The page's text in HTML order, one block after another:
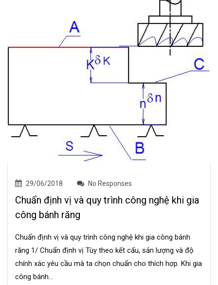
29/06/2018 No Responses
Chuẩn định vị và quy trình công nghệ khi gia
công bánh răng
Chuẩn định vị và quy trình công nghệ khi gia công bánh
răng 1/ Chuẩn định vị Tùy theo kết cấu, sản lượng và độ
chính xác yêu cầu mà ta chọn chuẩn cho thích hợp. Khi gia
công bánh...